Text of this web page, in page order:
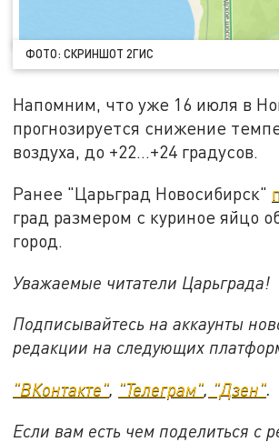
ФОТО: СКРИНШОТ 2ГИС
Напомним, что уже 16 июля в
прогнозируется снижение
воздуха, до +22...+24 градусов.
Ранее "Царьград Новосибирск"
град размером с куриное яйцо
город.
Уважаемые читатели Царьграда!
Подписывайтесь на аккаунты
редакции на следующих
"ВКонтакте", "Телеграм", "Дзен".
Если вам есть чем поделиться с